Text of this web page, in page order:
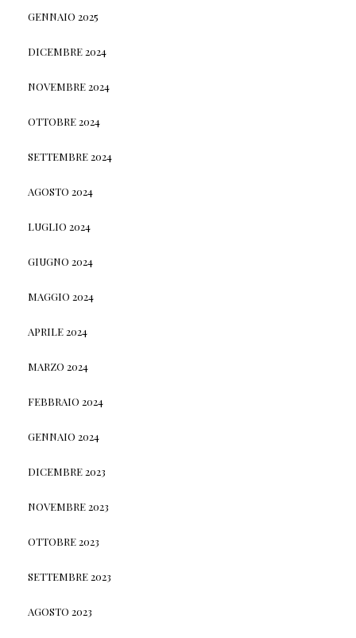
GENNAIO 2025
DICEMBRE 2024
NOVEMBRE 2024
OTTOBRE 2024
SETTEMBRE 2024
AGOSTO 2024
LUGLIO 2024
GIUGNO 2024
MAGGIO 2024
APRILE 2024
MARZO 2024
FEBBRAIO 2024
GENNAIO 2024
DICEMBRE 2023
NOVEMBRE 2023
OTTOBRE 2023
SETTEMBRE 2023
AGOSTO 2023